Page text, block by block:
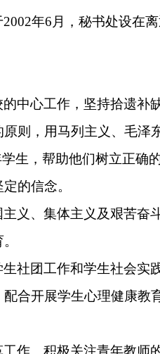
2002年6 月，秘书处设在
中心工作，坚持拾遗补
则，用马列主义、毛泽
生，帮助他们树立正确
的信念。
义、集体主义及艰苦奋
社团工作和学生社会实
合开展学生心理健康教
作。积极关注青年教师